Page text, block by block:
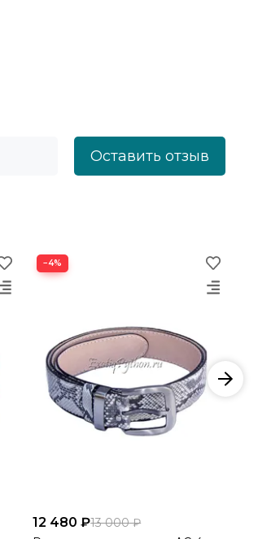
Оставить отзыв
−4%
12 480 ₽13 000 ₽